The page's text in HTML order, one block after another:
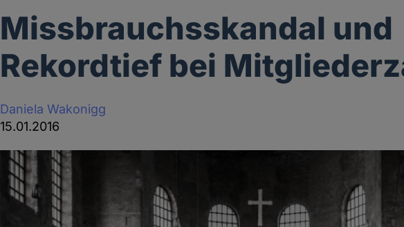
Missbrauchsskandal und
Rekordtief bei
Daniela Wakonigg
15.01.2016